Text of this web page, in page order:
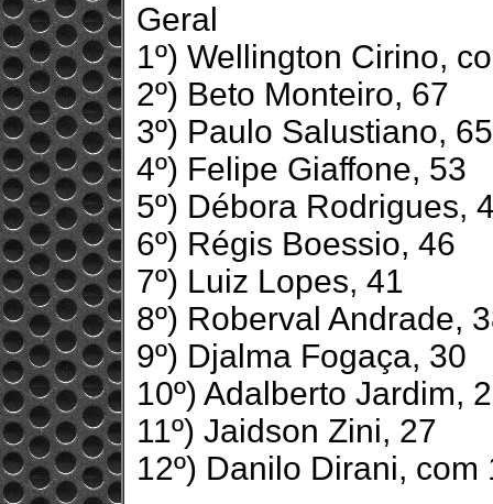
Geral
1º) Wellington Cirino,
2º) Beto Monteiro, 67
3º) Paulo Salustiano, 65
4º) Felipe Giaffone, 53
5º) Débora Rodrigues,
6º) Régis Boessio, 46
7º) Luiz Lopes, 41
8º) Roberval Andrade,
9º) Djalma Fogaça, 30
10º) Adalberto Jardim,
11º) Jaidson Zini, 27
12º) Danilo Dirani, com